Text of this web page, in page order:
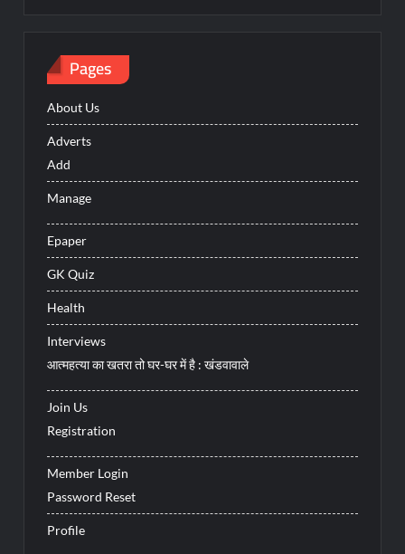
Pages
About Us
Adverts
Add
Manage
Epaper
GK Quiz
Health
Interviews
आत्महत्या का खतरा तो घर-घर में है : खंडवावाले
Join Us
Registration
Member Login
Password Reset
Profile